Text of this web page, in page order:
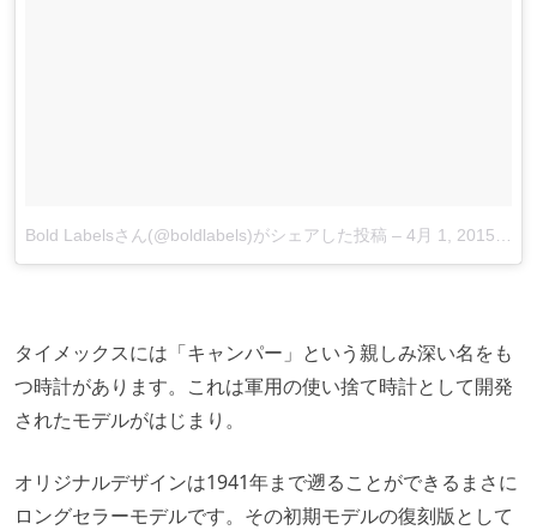
Bold Labelsさん(@boldlabels)がシェアした投稿 – 4月 1, 2015 at 12:23午前 PDT
タイメックスには「キャンパー」という親しみ深い名をも
つ時計があります。これは軍用の使い捨て時計として開発
されたモデルがはじまり。
オリジナルデザインは1941年まで遡ることができるまさに
ロングセラーモデルです。その初期モデルの復刻版として